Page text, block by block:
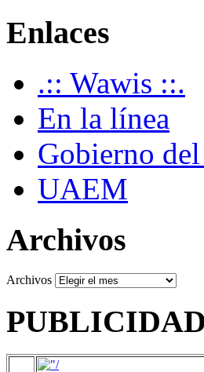
Enlaces
.:: Wawis ::.
En la línea
Gobierno
UAEM
Archivos
Archivos
PUBLICIDAD